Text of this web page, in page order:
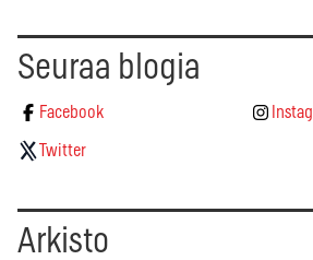
Seuraa blogia
Facebook
Twitter
Arkisto